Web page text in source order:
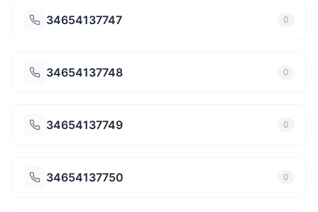
34654137747 0
34654137748 0
34654137749 0
34654137750 0